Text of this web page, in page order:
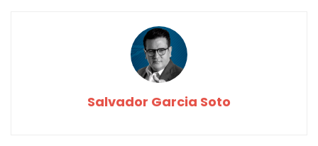
Salvador Garcia Soto